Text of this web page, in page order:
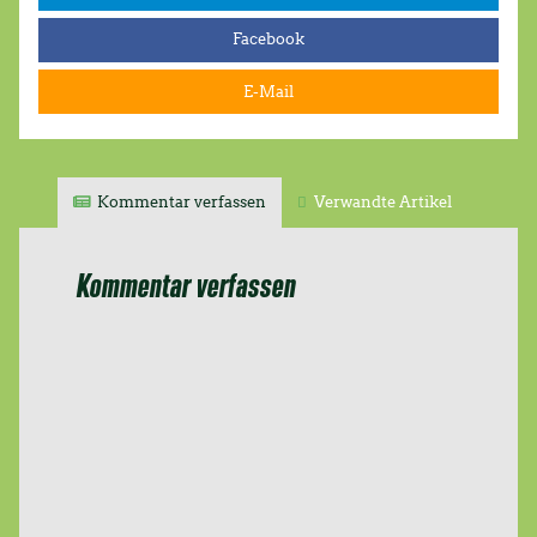
Facebook
E-Mail
Kommentar verfassen Verwandte Artikel
Kommentar verfassen